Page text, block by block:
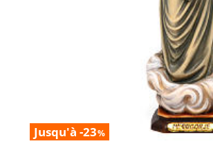
Jusqu'à -23%